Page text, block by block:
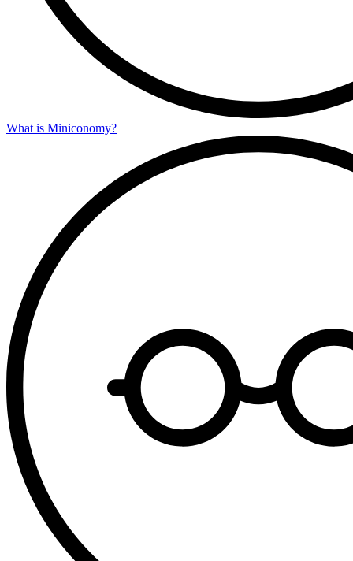
What is Miniconomy?